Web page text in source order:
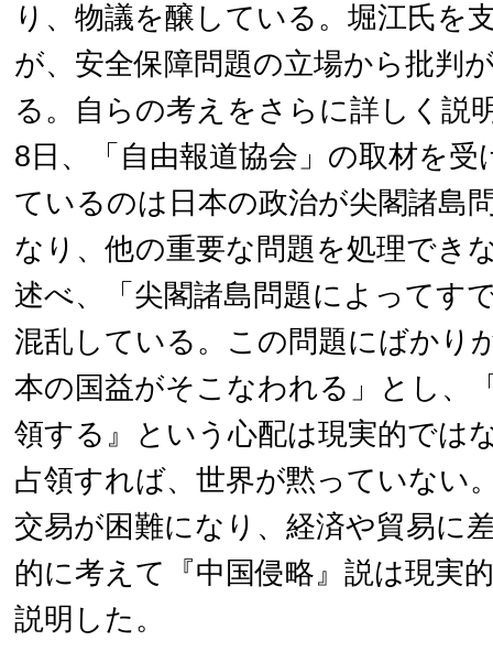
り、物議を醸している。堀江氏を
が、安全保障問題の立場から批判
る。自らの考えをさらに詳しく説
8日、「自由報道協会」の取材を受
ているのは日本の政治が尖閣諸島
なり、他の重要な問題を処理でき
述べ、「尖閣諸島問題によってす
混乱している。この問題にばかり
本の国益がそこなわれる」とし、
領する』という心配は現実的では
占領すれば、世界が黙っていない
交易が困難になり、経済や貿易に
的に考えて『中国侵略』説は現実
説明した。